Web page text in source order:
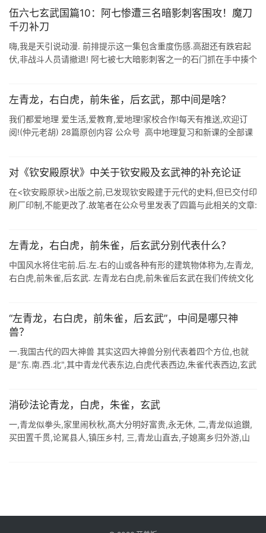
伍六七玄武国篇10：阿七惨遭三名暗影刺客围攻！魔刀
千刃补刀
嗨,我是天引说动漫. 前排提示这一集包含重度伤感.高甜还有跌宕起
伏,非战斗人员请撤退! 阿七被七大暗影刺客之一的石门抓在手中揍个
左青龙，右白虎，前朱雀，后玄武，那中间是啥？
我们都爱地理 爱生活,爱教育,爱地理!家校合作!每天有推送,欢迎订
阅!(仲元老胡) 28篇原创内容 公众号 高中地理复习和新课的全部课
对《钦安殿原状》中关于钦安殿及玄武神的补充论证
在<钦安殿原状>出版之前,已发现钦安殿建于元代的史料,但已交付印
刷厂印制,不能更改了.故笔者在公众号里发表了四篇与此相关的文章:
左青龙，右白虎，前朱雀，后玄武分别代表什么？
中国风水将住宅前.后.左.右的山或各种有形的建筑物体称为,左青龙,
右白虎,前朱雀,后玄武. 左青龙右白虎,前朱雀后玄武在我们传统文化
“左青龙，右白虎，前朱雀，后玄武”，中间是哪只神
兽？
一.我国古代的四大神兽 其实这四大神兽分别代表着四个方位,也就
是"东.南.西.北",其中青龙代表东边,白虎代表西边,朱雀代表西边,玄武
消砂法论青龙，白虎，朱雀，玄武
一,青龙似拳头,家里闹秋秋,髙大分明好富贵,永无休, 二,青龙似追鑚,
买田置千贯,论駡县人,镇压乡村, 三,青龙山直去,子媳离乡归外游,山